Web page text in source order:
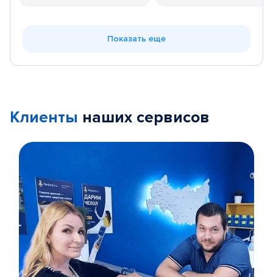
Показать еще
Клиенты наших сервисов